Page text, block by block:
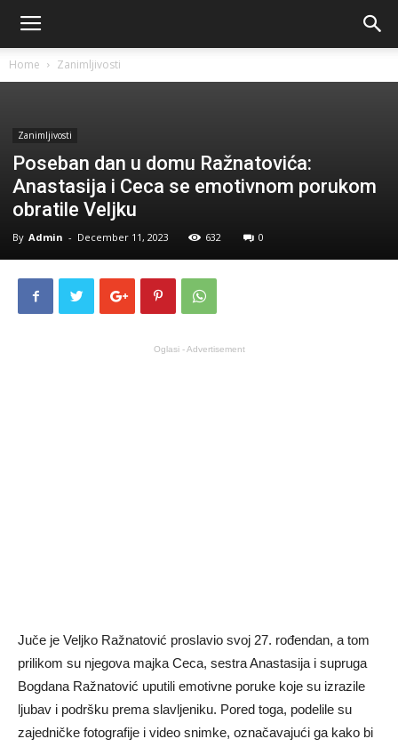
Home Zanimljivosti
Zanimljivosti
Poseban dan u domu Ražnatovića:
Anastasija i Ceca se emotivnom porukom
obratile Veljku
By Admin - December 11, 2023 632 0
Oglasi - Advertisement
Juče je Veljko Ražnatović proslavio svoj 27. rođendan, a tom
prilikom su njegova majka Ceca, sestra Anastasija i supruga
Bogdana Ražnatović uputili emotivne poruke koje su izrazile
ljubav i podršku prema slavljeniku. Pored toga, podelile su
zajedničke fotografije i video snimke, označavajući ga kako bi